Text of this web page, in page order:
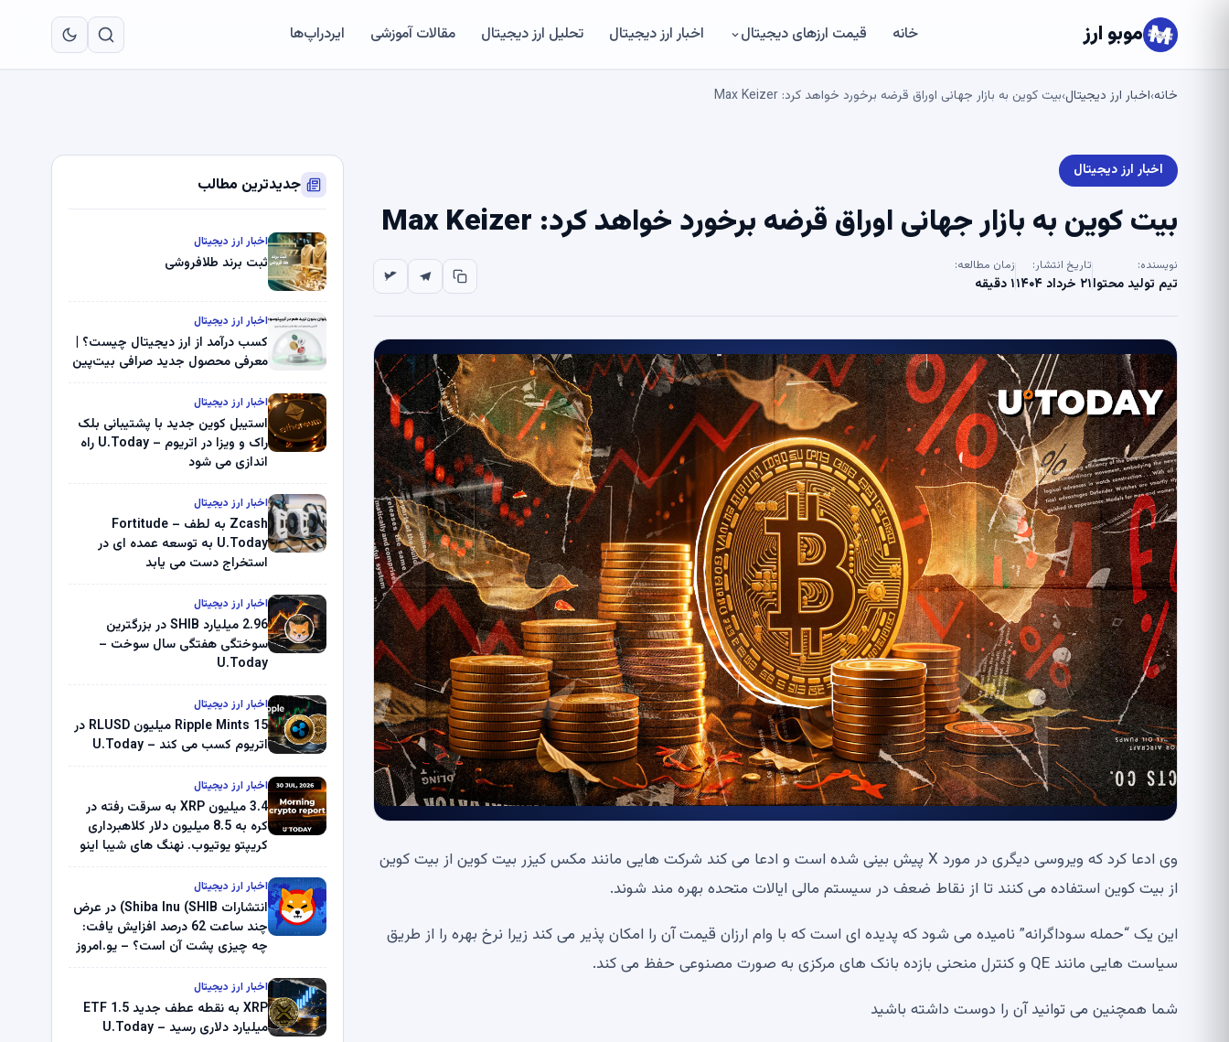
موبو ارز خانه قیمت ارزهای دیجیتال اخبار ارز دیجیتال تحلیل ارز دیجیتال مقالات آموزشی ایردراپ‌ها
خانه›اخبار ارز دیجیتال›بیت کوین به بازار جهانی اوراق قرضه برخورد خواهد کرد: Max Keizer
اخبار ارز دیجیتال
بیت کوین به بازار جهانی اوراق قرضه برخورد خواهد کرد: Max Keizer
نویسنده:
تیم تولید محتوا
تاریخ انتشار:
۲۱ خرداد ۱۴۰۴
زمان مطالعه:
۱ دقیقه
وی ادعا کرد که ویروسی دیگری در مورد X پیش بینی شده است و ادعا می کند شرکت هایی مانند مکس کیزر بیت کوین از بیت کوین
از بیت کوین استفاده می کنند تا از نقاط ضعف در سیستم مالی ایالات متحده بهره مند شوند.
این یک “حمله سوداگرانه” نامیده می شود که پدیده ای است که با وام ارزان قیمت آن را امکان پذیر می کند زیرا نرخ بهره را از طریق
سیاست هایی مانند QE و کنترل منحنی بازده بانک های مرکزی به صورت مصنوعی حفظ می کند.
شما همچنین می توانید آن را دوست داشته باشید
جدیدترین مطالب
اخبار ارز دیجیتال
ثبت برند طلافروشی
اخبار ارز دیجیتال
کسب درآمد از ارز دیجیتال چیست؟ |
معرفی محصول جدید صرافی بیت‌پین
اخبار ارز دیجیتال
استیبل کوین جدید با پشتیبانی بلک
راک و ویزا در اتریوم – U.Today راه
اندازی می شود
اخبار ارز دیجیتال
Zcash به لطف Fortitude –
U.Today به توسعه عمده ای در
استخراج دست می یابد
اخبار ارز دیجیتال
2.96 میلیارد SHIB در بزرگترین
سوختگی هفتگی سال سوخت –
U.Today
اخبار ارز دیجیتال
Ripple Mints 15 میلیون RLUSD در
اتریوم کسب می کند – U.Today
اخبار ارز دیجیتال
3.4 میلیون XRP به سرقت رفته در
کره به 8.5 میلیون دلار کلاهبرداری
کریپتو یوتیوب. نهنگ های شیبا اینو
میلیون دلار U-Turn در بیت کوین را
ثبت کرد – گزارش کریپتو صبح –
U.Today
اخبار ارز دیجیتال
انتشارات Shiba Inu (SHIB) در عرض
چند ساعت 62 درصد افزایش یافت:
چه چیزی پشت آن است؟ – یو.امروز
اخبار ارز دیجیتال
XRP به نقطه عطف جدید ETF 1.5
میلیارد دلاری رسید – U.Today